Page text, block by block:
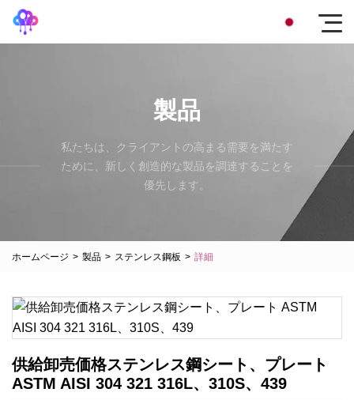
製品
私たちは、クライアントの高まる需要を満たす
ために、新しく創造的な製品を調達することを
優先します。
ホームページ > 製品 > ステンレス鋼板 > 詳細
供給卸売価格ステンレス鋼シート、プレート
ASTM AISI 304 321 316L、310S、439